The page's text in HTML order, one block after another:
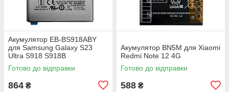
Акумулятор EB-BS918ABY
для Samsung Galaxy S23
Ultra S918 S918B
Готово до відправки
864 ₴
Акумулятор BN5M для Xiaomi
Redmi Note 12 4G
Готово до відправки
588 ₴